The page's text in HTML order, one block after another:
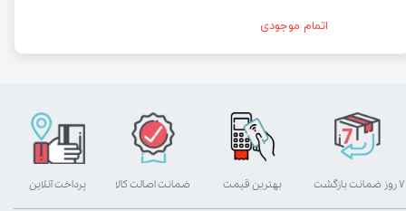
اتمام موجودی
بهترین قیمت پرداخت آنلاین ۷ روز ضمانت بازگشت ضمانت اصالت کالا